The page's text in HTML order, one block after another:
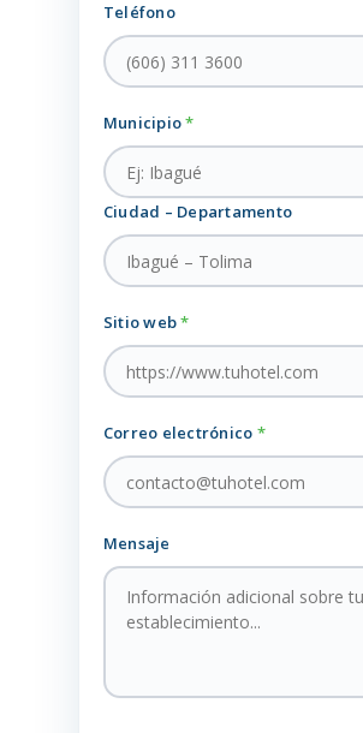
Teléfono
Municipio*
Ciudad – Departamento
Sitio web*
Correo electrónico *
Mensaje